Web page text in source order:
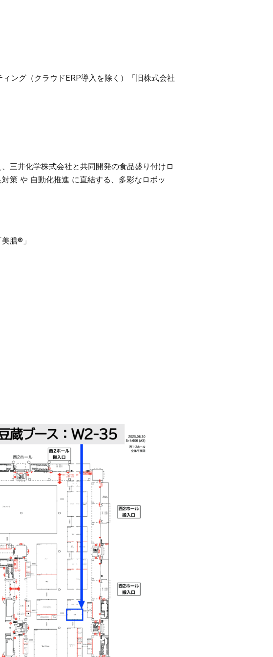
ング（クラウドERP導入を除く）「旧株式会社
三井化学株式会社と共同開発の食品盛り付けロ
策 や 自動化推進 に直結する、多彩なロボッ
膳®」